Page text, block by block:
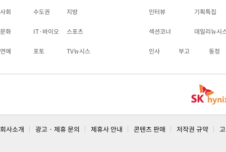
사회 수도권 지방
문화 IT·바이오 스포츠
연예 포토 TV뉴시스
인터뷰 기획특집
섹션코너 데일리뉴시
인사 부고 동정
회사소개 광고 · 제휴 문의 제휴사 안내 콘텐츠 판매 저작권 규약